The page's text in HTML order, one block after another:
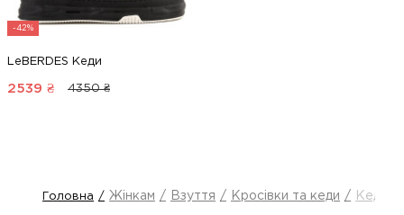
-42%
LeBERDES Кеди
2539 ₴ 4350 ₴
Головна Жінкам Взуття Кросівки та кеди Кеди